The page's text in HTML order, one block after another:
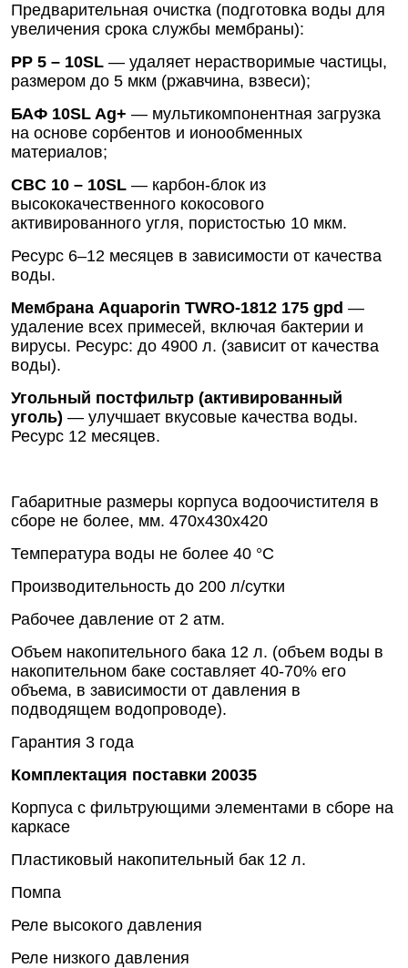
Предварительная очистка (подготовка воды для
увеличения срока службы мембраны):
РР 5 – 10SL — удаляет нерастворимые частицы,
размером до 5 мкм (ржавчина, взвеси);
БАФ 10SL Ag+ — мультикомпонентная загрузка
на основе сорбентов и ионообменных
материалов;
CBC 10 – 10SL — карбон-блок из
высококачественного кокосового
активированного угля, пористостью 10 мкм.
Ресурс 6–12 месяцев в зависимости от качества
воды.
Мембрана Aquaporin TWRO-1812 175 gpd —
удаление всех примесей, включая бактерии и
вирусы. Ресурс: до 4900 л. (зависит от качества
воды).
Угольный постфильтр (активированный
уголь) — улучшает вкусовые качества воды.
Ресурс 12 месяцев.
Габаритные размеры корпуса водоочистителя в
сборе не более, мм. 470х430х420
Температура воды не более 40 °С
Производительность до 200 л/сутки
Рабочее давление от 2 атм.
Объем накопительного бака 12 л. (объем воды в
накопительном баке составляет 40-70% его
объема, в зависимости от давления в
подводящем водопроводе).
Гарантия 3 года
Комплектация поставки 20035
Корпуса с фильтрующими элементами в сборе на
каркасе
Пластиковый накопительный бак 12 л.
Помпа
Реле высокого давления
Реле низкого давления